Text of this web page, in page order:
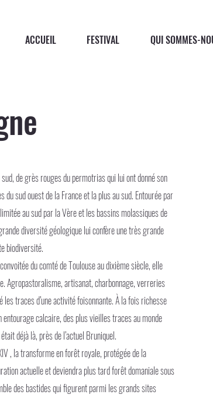
ACCUEIL FESTIVAL QUI SOMMES-
de grès rouges du permotrias qui lui ont donné son
sud ouest de la France et la plus au sud. Entourée par
au sud par la Vère et les bassins molassiques de
diversité géologique lui confère une très grande
biodiversité.
du comté de Toulouse au dixième siècle, elle
Agropastoralisme, artisanat, charbonnage, verreries
traces d’une activité foisonnante. À la fois richesse
calcaire, des plus vieilles traces au monde
déjà là, près de l’actuel Bruniquel.
, la transforme en forêt royale, protégée de la
actuelle et deviendra plus tard forêt domaniale sous
des bastides qui figurent parmi les grands sites